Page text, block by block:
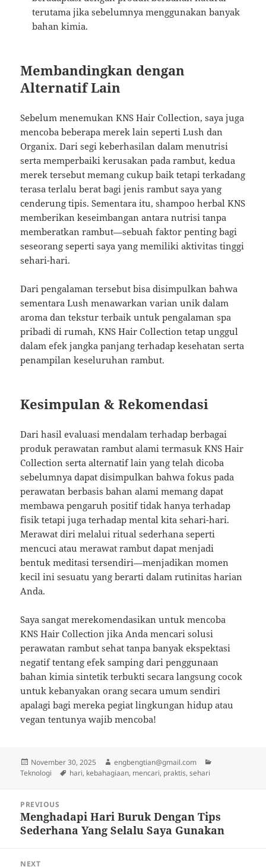
terutama jika sebelumnya menggunakan banyak
bahan kimia.
Membandingkan dengan
Alternatif Lain
Sebelum menemukan KNS Hair Collection, saya juga
mencoba beberapa merek lain seperti Lush dan
Organix. Dari segi keberhasilan dalam menutrisi
serta memperbaiki kerusakan pada rambut, kedua
merek tersebut memang cukup baik tetapi terkadang
terasa terlalu berat bagi jenis rambut saya yang
cenderung tipis. Sementara itu, shampoo herbal KNS
memberikan keseimbangan antara nutrisi tanpa
memberatkan rambut—sebuah faktor penting bagi
seseorang seperti saya yang memiliki aktivitas tinggi
sehari-hari.
Dari pengalaman tersebut bisa disimpulkan bahwa
sementara Lush menawarkan varian unik dalam
aroma dan tekstur terbaik untuk pengalaman spa
pribadi di rumah, KNS Hair Collection tetap unggul
dalam efek jangka panjang terhadap kesehatan serta
penampilan keseluruhan rambut.
Kesimpulan & Rekomendasi
Dari hasil evaluasi mendalam terhadap berbagai
produk perawatan rambut alami termasuk KNS Hair
Collection serta alternatif lain yang telah dicoba
sebelumnya dapat disimpulkan bahwa fokus pada
perawatan berbasis bahan alami memang dapat
membawa pengaruh positif tidak hanya terhadap
fisik tetapi juga terhadap mental kita sehari-hari.
Merawat diri melalui ritual sederhana seperti
mencuci atau merawat rambut dapat menjadi
bentuk meditasi tersendiri—menjadikan momen
kecil ini sesuatu yang berarti dalam rutinitas harian
Anda.
Saya sangat merekomendasikan untuk mencoba
KNS Hair Collection jika Anda mencari solusi
perawatan rambut sehat tanpa banyak ekspektasi
negatif tentang efek samping dari penggunaan
bahan kimia sintetik terbukti secara langsung cocok
untuk kebanyakan orang secara umum sendiri
apalagi bagi mereka pegiat lingkungan hidup atau
vegan tentunya wajib mencoba!
Posted
on
November 30, 2025 Author
engbengtian@gmail.com
Teknologi
Tags
hari, kebahagiaan, mencari, praktis,sehari
navigation
PREVIOUS
Previous
post:
Menghadapi Hari Buruk Dengan Tips
Sederhana Yang Selalu Saya Gunakan
NEXT